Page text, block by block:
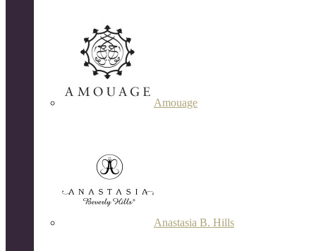
Amouage
Anastasia B. Hills